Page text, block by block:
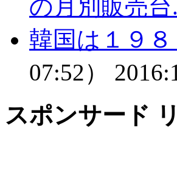
の月別販売台
韓国は１９
07:52）
スポンサード